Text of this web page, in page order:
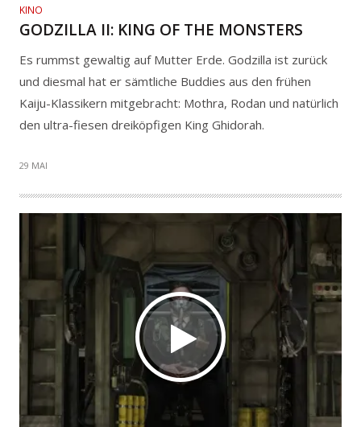
KINO
GODZILLA II: KING OF THE MONSTERS
Es rummst gewaltig auf Mutter Erde. Godzilla ist zurück
und diesmal hat er sämtliche Buddies aus den frühen
Kaiju-Klassikern mitgebracht: Mothra, Rodan und natürlich
den ultra-fiesen dreiköpfigen King Ghidorah.
29 MAI